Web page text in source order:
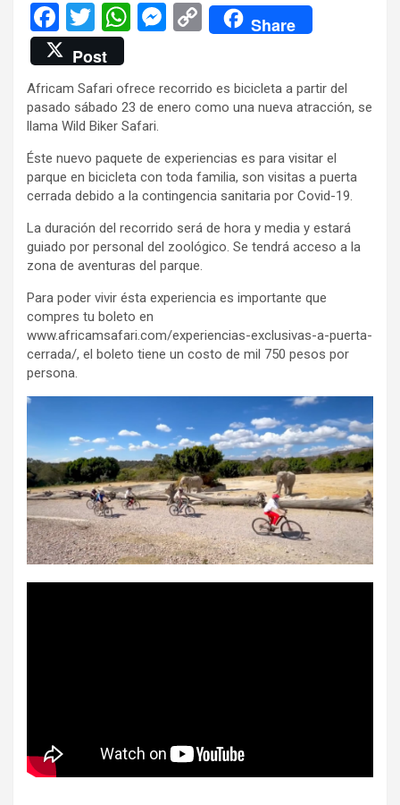
F
a
ce
b
o
o
k
T
wi
tt
er
W
s
A
p
p
M
n
er
C
o
py
Li
k
Share
Post
Africam Safari ofrece recorrido es bicicleta a partir del
pasado sábado 23 de enero como una nueva atracción, se
llama Wild Biker Safari.
Éste nuevo paquete de experiencias es para visitar el
parque en bicicleta con toda familia, son visitas a puerta
cerrada debido a la contingencia sanitaria por Covid-19.
La duración del recorrido será de hora y media y estará
guiado por personal del zoológico. Se tendrá acceso a la
zona de aventuras del parque.
Para poder vivir ésta experiencia es importante que
compres tu boleto en
www.africamsafari.com/experiencias-exclusivas-a-puerta-
cerrada/, el boleto tiene un costo de mil 750 pesos por
persona.